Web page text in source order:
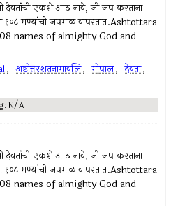
देवतांची एकशे आठ नावे, जी जप करताना
१०८ मण्यांची जपमाळ वापरतात.Ashtottara
names of almighty God and
, अष्टोत्तरशतनामावलि, गोपाल, देवता,
N/A
देवतांची एकशे आठ नावे, जी जप करताना
१०८ मण्यांची जपमाळ वापरतात.Ashtottara
names of almighty God and